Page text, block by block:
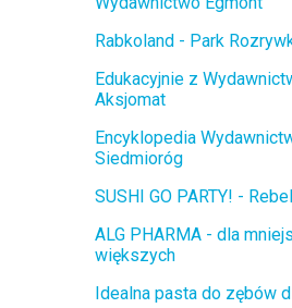
Rabkoland - Park
Edukacyjnie z
Aksjomat
Encyklopedia
Siedmioróg
SUSHI GO PARTY! - Rebel
ALG PHARMA - dla
większych
Idealna pasta do zębów